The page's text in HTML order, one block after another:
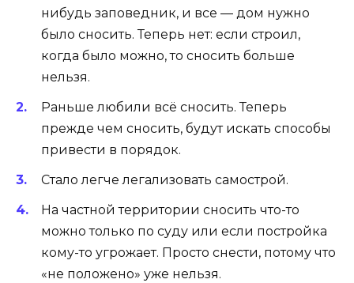
нибудь заповедник, и все — дом нужно
было сносить. Теперь нет: если строил,
когда было можно, то сносить больше
нельзя.
Раньше любили всё сносить. Теперь
прежде чем сносить, будут искать способы
привести в порядок.
Стало легче легализовать самострой.
На частной территории сносить что-то
можно только по суду или если постройка
кому-то угрожает. Просто снести, потому что
«не положено» уже нельзя.